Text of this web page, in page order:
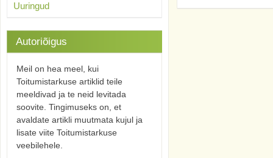
Uuringud
Autoriõigus
Meil on hea meel, kui
Toitumistarkuse artiklid teile
meeldivad ja te neid levitada
soovite. Tingimuseks on, et
avaldate artikli muutmata kujul ja
lisate viite Toitumistarkuse
veebilehele.